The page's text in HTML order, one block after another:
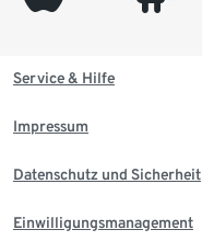
Service & Hilfe
Impressum
Datenschutz und Sicherheit
Einwilligungsmanagement